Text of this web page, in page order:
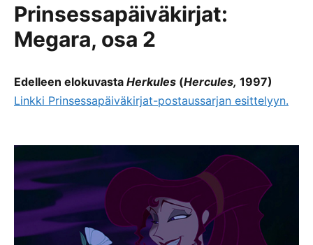
Prinsessapäiväkirjat:
Megara, osa 2
Edelleen elokuvasta Herkules (Hercules, 1997)
Linkki Prinsessapäiväkirjat-postaussarjan esittelyyn.